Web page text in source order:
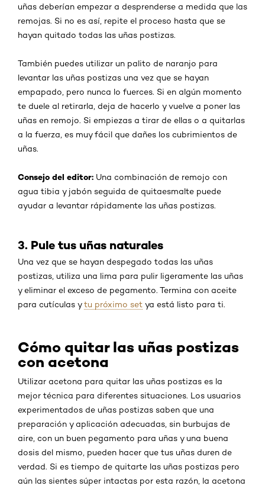
uñas deberían empezar a desprenderse a medida que las
remojas. Si no es así, repite el proceso hasta que se
hayan quitado todas las uñas postizas.
También puedes utilizar un palito de naranjo para
levantar las uñas postizas una vez que se hayan
empapado, pero nunca lo fuerces. Si en algún momento
te duele al retirarla, deja de hacerlo y vuelve a poner las
uñas en remojo. Si empiezas a tirar de ellas o a quitarlas
a la fuerza, es muy fácil que dañes los cubrimientos de
uñas.
Consejo del editor: Una combinación de remojo con
agua tibia y jabón seguida de quitaesmalte puede
ayudar a levantar rápidamente las uñas postizas.
3. Pule tus uñas naturales
Una vez que se hayan despegado todas las uñas
postizas, utiliza una lima para pulir ligeramente las uñas
y eliminar el exceso de pegamento. Termina con aceite
para cutículas ytu próximo set ya está listo para ti.
Cómo quitar las uñas postizas
con acetona
Utilizar acetona para quitar las uñas postizas es la
mejor técnica para diferentes situaciones. Los usuarios
experimentados de uñas postizas saben que una
preparación y aplicación adecuadas, sin burbujas de
aire, con un buen pegamento para uñas y una buena
dosis del mismo, pueden hacer que tus uñas duren de
verdad. Si es tiempo de quitarte las uñas postizas pero
aún las sientes súper intactas por esta razón, la acetona